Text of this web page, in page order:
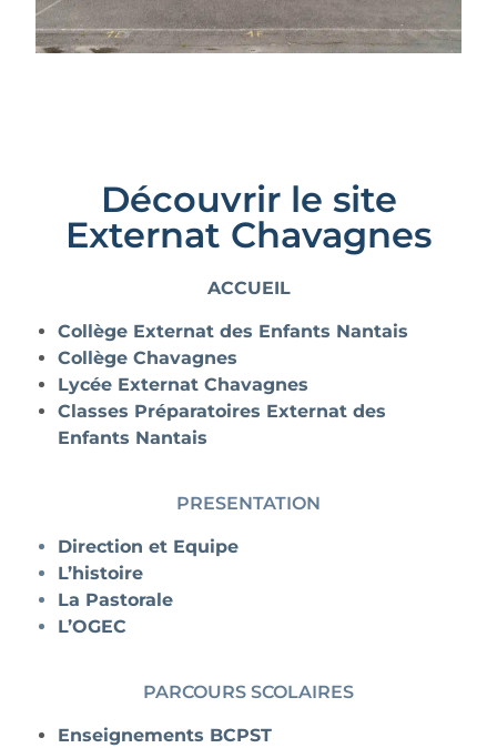
Découvrir le site
Externat Chavagnes
ACCUEIL
Collège Externat des Enfants Nantais
Collège Chavagnes
Lycée Externat Chavagnes
Classes Préparatoires Externat des
Enfants Nantais
PRESENTATION
Direction et Equipe
L’histoire
La Pastorale
L’OGEC
PARCOURS SCOLAIRES
Enseignements BCPST